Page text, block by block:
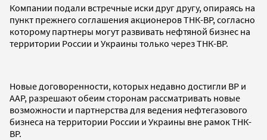
Компании подали встречные иски друг другу, опираясь на
пункт прежнего соглашения акционеров ТНК-ВР, согласно
которому партнеры могут развивать нефтяной бизнес на
территории России и Украины только через ТНК-ВР.
Новые договоренности, которых недавно достигли ВР и
ААР, разрешают обеим сторонам рассматривать новые
возможности и партнерства для ведения нефтегазового
бизнеса на территории России и Украины вне рамок ТНК-
ВР.